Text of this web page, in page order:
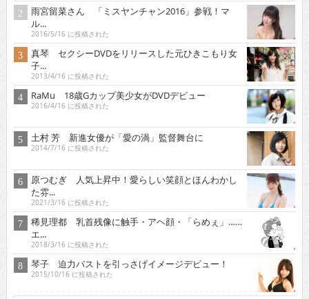
雨宮留菜さん 「ミスヤンチャン2016」参戦！マ
ル...
2016/5/16 に投稿された
真琴 セクシーDVDをリリースした元ひきこもり女
子...
2013/4/16 に投稿された
RaMu 18歳Gカップ美少女がDVDデビュー
2016/4/16 に投稿された
土村 芳 新進女優が「愛の渦」監督舞台に
2014/7/16 に投稿された
原つむぎ 人気上昇中！愛らしい笑顔とほんわかし
た雰...
2021/3/16 に投稿された
稀見理都 乳首残像に触手・アヘ顔・「らめぇ」……
エ...
2018/3/16 に投稿された
琴子 迫力バストを引っさげイメージデビュー！
2015/10/16 に投稿された